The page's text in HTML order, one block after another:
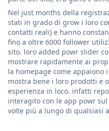
Nel just months della
stati in grado di grow i loro
contatti reali) e hanno
fino a oltre 6000 follower
sito. loro added powr slider
mostrare rapidamente ai
la homepage come appaiono
mostra bene i loro prodotti e
esperienza in loco. infatti
interagito con le app powr
volte più a lungo di qualsiasi